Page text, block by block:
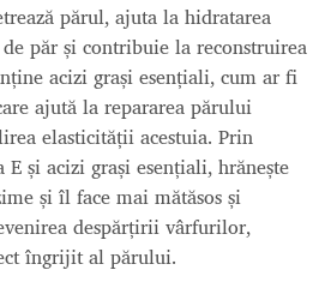
părul, ajuta la hidratarea
păr și contribuie la reconstruirea
acizi grași esențiali, cum ar fi
ajută la repararea părului
elasticității acestuia. Prin
și acizi grași esențiali, hrănește
și îl face mai mătăsos și
despărțirii vârfurilor,
îngrijit al părului.